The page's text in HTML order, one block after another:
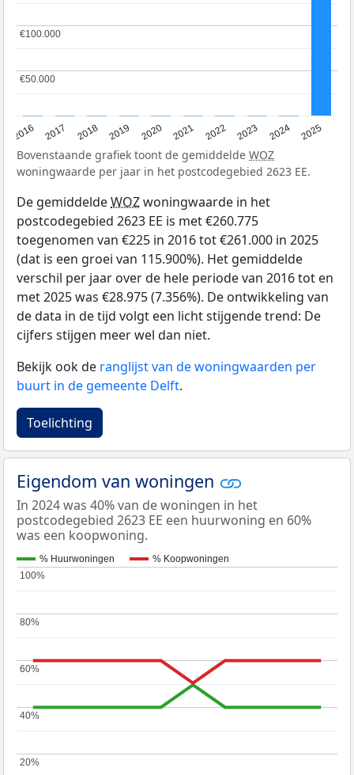
2016 2017 2018 2019 2020 2021 2022 2023 2024 2025
€50.000
€50.000
€100.000
€100.000
Bovenstaande grafiek toont de gemiddelde WOZ
woningwaarde per jaar in het postcodegebied 2623 EE.
De gemiddeldeWOZwoningwaarde in het
postcodegebied 2623 EE is met €260.775
toegenomen van €225 in 2016 tot €261.000 in 2025
(dat is een groei van 115.900%). Het gemiddelde
verschil per jaar over de hele periode van 2016 tot en
met 2025 was €28.975 (7.356%). De ontwikkeling van
de data in de tijd volgt een licht stijgende trend: De
cijfers stijgen meer wel dan niet.
Bekijk ook de ranglijst van de woningwaarden per
buurt in de gemeente Delft.
Toelichting
Eigendom van woningen
In 2024 was 40% van de woningen in het
postcodegebied 2623 EE een huurwoning en 60%
was een koopwoning.
% Huurwoningen % Koopwoningen
20%
20%
40%
40%
60%
60%
80%
80%
100%
100%